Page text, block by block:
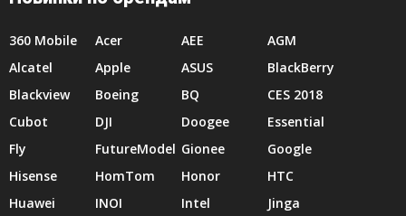
360 Mobile Acer AEE
AGM
Alcatel
Apple ASUS
BlackBerry
Blackview
Boeing BQ
CES 2018
Cubot
DJI Doogee
Essential
Fly
FutureModel Gionee
Google
Hisense
HomTom Honor
HTC
Huawei
INOI Intel
Jinga